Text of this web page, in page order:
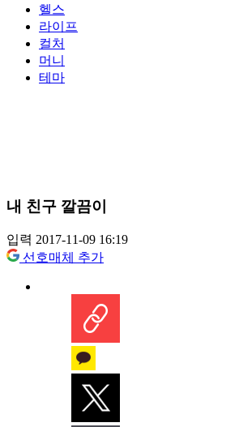
헬스
라이프
컬처
머니
테마
내 친구 깔끔이
입력 2017-11-09 16:19
선호매체 추가